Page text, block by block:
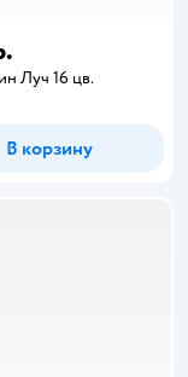
Луч 16 цв.
В корзину